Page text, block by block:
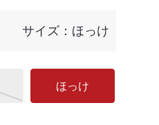
サイズ：ほっけ
ほっけ